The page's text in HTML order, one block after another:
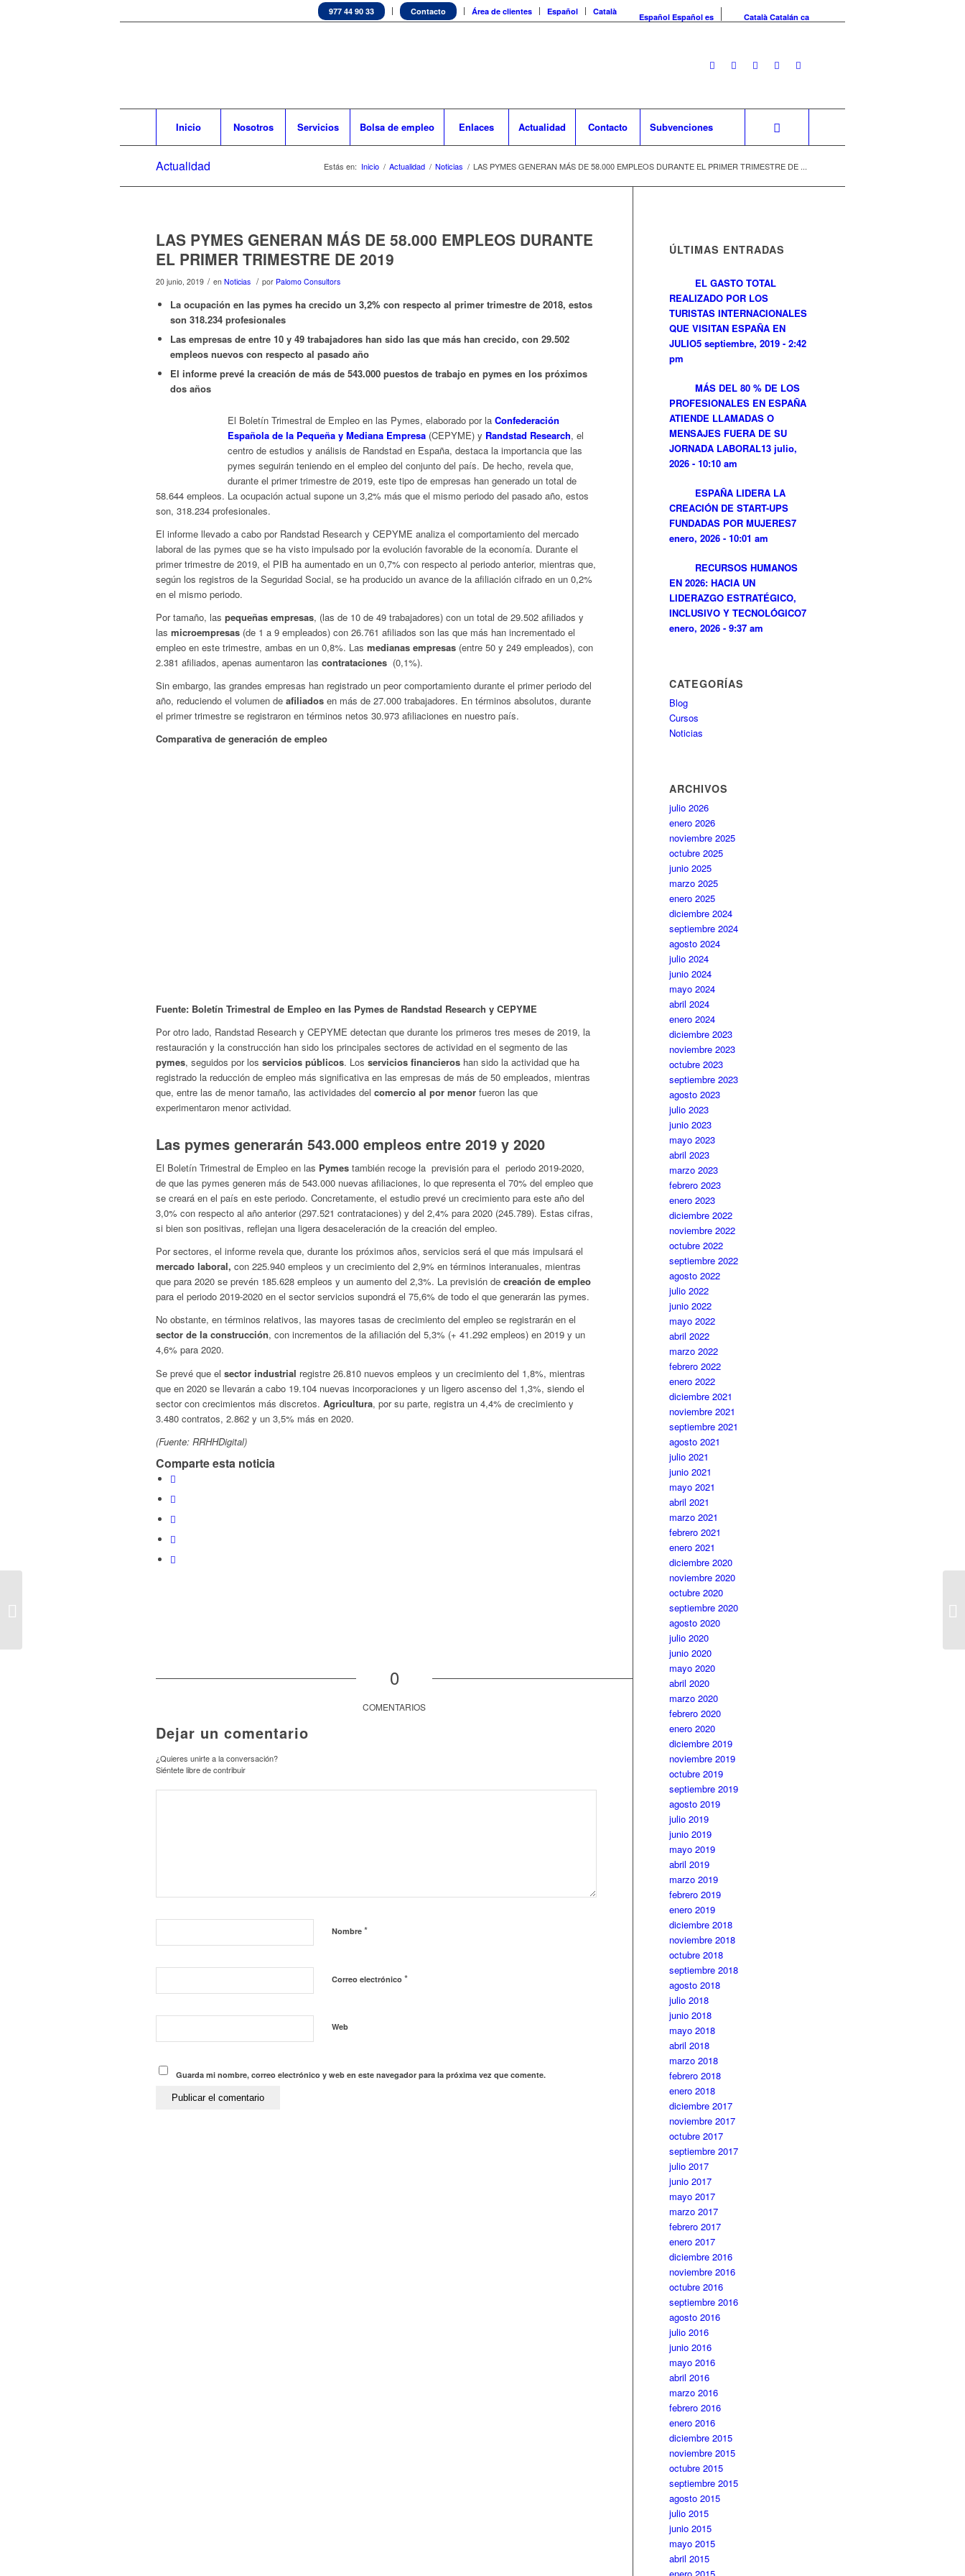
977 44 90 33 Contacto Área de clientes Español Català
Español Español es Català Catalán ca
Inicio Nosotros Servicios Bolsa de empleo Enlaces Actualidad Contacto Subvenciones
Actualidad Estás en: Inicio / Actualidad / Noticias / LAS PYMES GENERAN MÁS DE 58.000 EMPLEOS DURANTE EL PRIMER TRIMESTRE DE ...
LAS PYMES GENERAN MÁS DE 58.000 EMPLEOS DURANTE
EL PRIMER TRIMESTRE DE 2019
20 junio, 2019 / en Noticias / por Palomo Consultors
La ocupación en las pymes ha crecido un 3,2% con respecto al primer trimestre de 2018, estos
son 318.234 profesionales
Las empresas de entre 10 y 49 trabajadores han sido las que más han crecido, con 29.502
empleos nuevos con respecto al pasado año
El informe prevé la creación de más de 543.000 puestos de trabajo en pymes en los próximos
dos años
El Boletín Trimestral de Empleo en las Pymes, elaborado por la Confederación
Española de la Pequeña y Mediana Empresa (CEPYME) y Randstad Research, el
centro de estudios y análisis de Randstad en España, destaca la importancia que las
pymes seguirán teniendo en el empleo del conjunto del país. De hecho, revela que,
durante el primer trimestre de 2019, este tipo de empresas han generado un total de
58.644 empleos. La ocupación actual supone un 3,2% más que el mismo periodo del pasado año, estos
son, 318.234 profesionales.
El informe llevado a cabo por Randstad Research y CEPYME analiza el comportamiento del mercado
laboral de las pymes que se ha visto impulsado por la evolución favorable de la economía. Durante el
primer trimestre de 2019, el PIB ha aumentado en un 0,7% con respecto al periodo anterior, mientras que,
según los registros de la Seguridad Social, se ha producido un avance de la afiliación cifrado en un 0,2%
en el mismo periodo.
Por tamaño, las pequeñas empresas, (las de 10 de 49 trabajadores) con un total de 29.502 afiliados y
las microempresas (de 1 a 9 empleados) con 26.761 afiliados son las que más han incrementado el
empleo en este trimestre, ambas en un 0,8%. Las medianas empresas (entre 50 y 249 empleados), con
2.381 afiliados, apenas aumentaron las contrataciones (0,1%).
Sin embargo, las grandes empresas han registrado un peor comportamiento durante el primer periodo del
año, reduciendo el volumen de afiliados en más de 27.000 trabajadores. En términos absolutos, durante
el primer trimestre se registraron en términos netos 30.973 afiliaciones en nuestro país.
Comparativa de generación de empleo
Fuente: Boletín Trimestral de Empleo en las Pymes de Randstad Research y CEPYME
Por otro lado, Randstad Research y CEPYME detectan que durante los primeros tres meses de 2019, la
restauración y la construcción han sido los principales sectores de actividad en el segmento de las
pymes, seguidos por los servicios públicos. Los servicios financieros han sido la actividad que ha
registrado la reducción de empleo más significativa en las empresas de más de 50 empleados, mientras
que, entre las de menor tamaño, las actividades del comercio al por menor fueron las que
experimentaron menor actividad.
Las pymes generarán 543.000 empleos entre 2019 y 2020
El Boletín Trimestral de Empleo en las Pymes también recoge la previsión para el periodo 2019-2020,
de que las pymes generen más de 543.000 nuevas afiliaciones, lo que representa el 70% del empleo que
se creará en el país en este periodo. Concretamente, el estudio prevé un crecimiento para este año del
3,0% con respecto al año anterior (297.521 contrataciones) y del 2,4% para 2020 (245.789). Estas cifras,
si bien son positivas, reflejan una ligera desaceleración de la creación del empleo.
Por sectores, el informe revela que, durante los próximos años, servicios será el que más impulsará el
mercado laboral, con 225.940 empleos y un crecimiento del 2,9% en términos interanuales, mientras
que para 2020 se prevén 185.628 empleos y un aumento del 2,3%. La previsión de creación de empleo
para el periodo 2019-2020 en el sector servicios supondrá el 75,6% de todo el que generarán las pymes.
No obstante, en términos relativos, las mayores tasas de crecimiento del empleo se registrarán en el
sector de la construcción, con incrementos de la afiliación del 5,3% (+ 41.292 empleos) en 2019 y un
4,6% para 2020.
Se prevé que el sector industrial registre 26.810 nuevos empleos y un crecimiento del 1,8%, mientras
que en 2020 se llevarán a cabo 19.104 nuevas incorporaciones y un ligero ascenso del 1,3%, siendo el
sector con crecimientos más discretos. Agricultura, por su parte, registra un 4,4% de crecimiento y
3.480 contratos, 2.862 y un 3,5% más en 2020.
(Fuente: RRHHDigital)
Comparte esta noticia
0
COMENTARIOS
Dejar un comentario
¿Quieres unirte a la conversación?
Siéntete libre de contribuir
Nombre *
Correo electrónico *
Web
Guarda mi nombre, correo electrónico y web en este navegador para la próxima vez que comente.
ÚLTIMAS ENTRADAS
EL GASTO TOTAL
REALIZADO POR LOS
TURISTAS INTERNACIONALES
QUE VISITAN ESPAÑA EN
JULIO5 septiembre, 2019 - 2:42
pm
MÁS DEL 80 % DE LOS
PROFESIONALES EN ESPAÑA
ATIENDE LLAMADAS O
MENSAJES FUERA DE SU
JORNADA LABORAL13 julio,
2026 - 10:10 am
ESPAÑA LIDERA LA
CREACIÓN DE START-UPS
FUNDADAS POR MUJERES7
enero, 2026 - 10:01 am
RECURSOS HUMANOS
EN 2026: HACIA UN
LIDERAZGO ESTRATÉGICO,
INCLUSIVO Y TECNOLÓGICO7
enero, 2026 - 9:37 am
CATEGORÍAS
Blog
Cursos
Noticias
ARCHIVOS
julio 2026
enero 2026
noviembre 2025
octubre 2025
junio 2025
marzo 2025
enero 2025
diciembre 2024
septiembre 2024
agosto 2024
julio 2024
junio 2024
mayo 2024
abril 2024
enero 2024
diciembre 2023
noviembre 2023
octubre 2023
septiembre 2023
agosto 2023
julio 2023
junio 2023
mayo 2023
abril 2023
marzo 2023
febrero 2023
enero 2023
diciembre 2022
noviembre 2022
octubre 2022
septiembre 2022
agosto 2022
julio 2022
junio 2022
mayo 2022
abril 2022
marzo 2022
febrero 2022
enero 2022
diciembre 2021
noviembre 2021
septiembre 2021
agosto 2021
julio 2021
junio 2021
mayo 2021
abril 2021
marzo 2021
febrero 2021
enero 2021
diciembre 2020
noviembre 2020
octubre 2020
septiembre 2020
agosto 2020
julio 2020
junio 2020
mayo 2020
abril 2020
marzo 2020
febrero 2020
enero 2020
diciembre 2019
noviembre 2019
octubre 2019
septiembre 2019
agosto 2019
julio 2019
junio 2019
mayo 2019
abril 2019
marzo 2019
febrero 2019
enero 2019
diciembre 2018
noviembre 2018
octubre 2018
septiembre 2018
agosto 2018
julio 2018
junio 2018
mayo 2018
abril 2018
marzo 2018
febrero 2018
enero 2018
diciembre 2017
noviembre 2017
octubre 2017
septiembre 2017
julio 2017
junio 2017
mayo 2017
marzo 2017
febrero 2017
enero 2017
diciembre 2016
noviembre 2016
octubre 2016
septiembre 2016
agosto 2016
julio 2016
junio 2016
mayo 2016
abril 2016
marzo 2016
febrero 2016
enero 2016
diciembre 2015
noviembre 2015
octubre 2015
septiembre 2015
agosto 2015
julio 2015
junio 2015
mayo 2015
abril 2015